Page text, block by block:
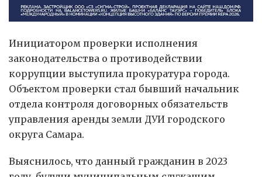
Инициатором проверки исполнения
законодательства о противодействии
коррупции выступила прокуратура города.
Объектом проверки стал бывший начальник
отдела контроля договорных обязательств
управления аренды земли ДУИ городского
округа Самара.
Выяснилось, что данный гражданин в 2023